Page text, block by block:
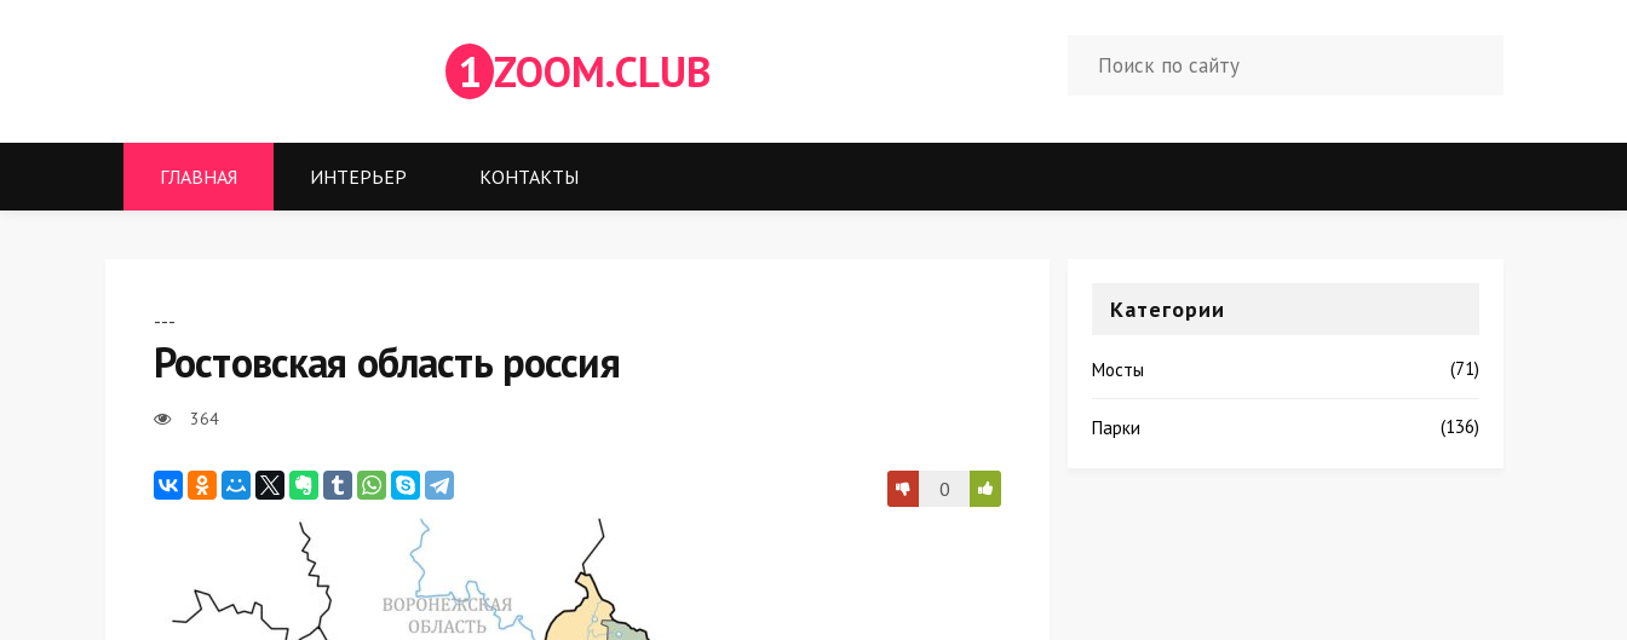
1 ZOOM.CLUB
ГЛАВНАЯ ИНТЕРЬЕР КОНТАКТЫ
---
Ростовская область россия
364
0
Категории
Мосты (71)
Парки (136)